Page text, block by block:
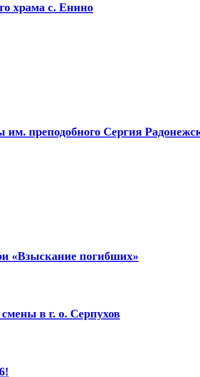
храма с. Енино
им. преподобного Сергия
«Взыскание погибших»
в г. о. Серпухов